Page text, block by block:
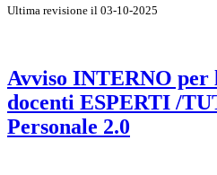
Ultima revisione il 03-10-2025
Avviso INTERNO per
docenti ESPERTI /
Personale 2.0